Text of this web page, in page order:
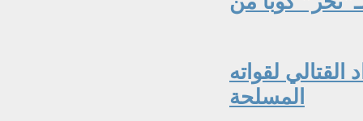
القتالي لقواته
المسلحة